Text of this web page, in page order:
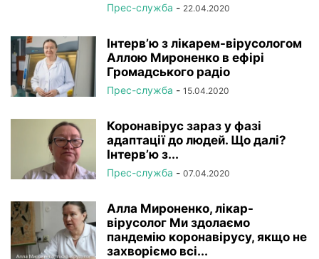
Прес-служба - 22.04.2020
Інтерв’ю з лікарем-вірусологом
Аллою Мироненко в ефірі
Громадського радіо
Прес-служба - 15.04.2020
Коронавірус зараз у фазі
адаптації до людей. Що далі?
Інтерв’ю з...
Прес-служба - 07.04.2020
Алла Мироненко, лікар-
вірусолог Ми здолаємо
пандемію коронавірусу, якщо не
захворіємо всі...